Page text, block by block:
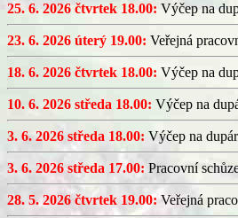
25. 6. 2026 čtvrtek 18.00: Výčep na
23. 6. 2026 úterý 19.00: Veřejná
18. 6. 2026 čtvrtek 18.00: Výčep na
10. 6. 2026 středa 18.00: Výčep na
3. 6. 2026 středa 18.00: Výčep na
3. 6. 2026 středa 17.00: Pracovní
28. 5. 2026 čtvrtek 19.00:Veřejná